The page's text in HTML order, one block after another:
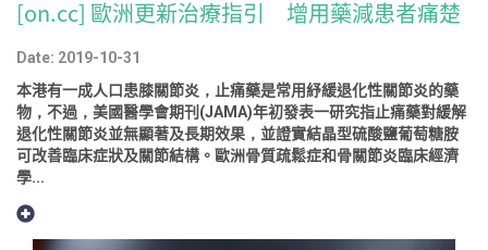
[on.cc] 歐洲更新治療指引 增用藥減患者痛楚
Date: 2019-10-31
本港有一成人口患膝關節炎，止痛藥是常用紓緩退化性關節炎的藥
物，不過，美國醫學會期刊(JAMA)年初發表一研究指止痛藥對緩解
退化性關節炎並無顯著及長期效果，並證實結晶型硫酸鹽葡萄糖胺
可改善臨床症狀及關節結構。歐洲骨質疏鬆症和骨關節炎臨床經濟
學...